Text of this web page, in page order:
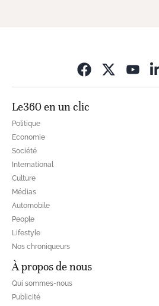
Le360 en un clic
Politique
Economie
Société
International
Culture
Médias
Automobile
People
Lifestyle
Nos chroniqueurs
À propos de nous
Qui sommes-nous
Publicité